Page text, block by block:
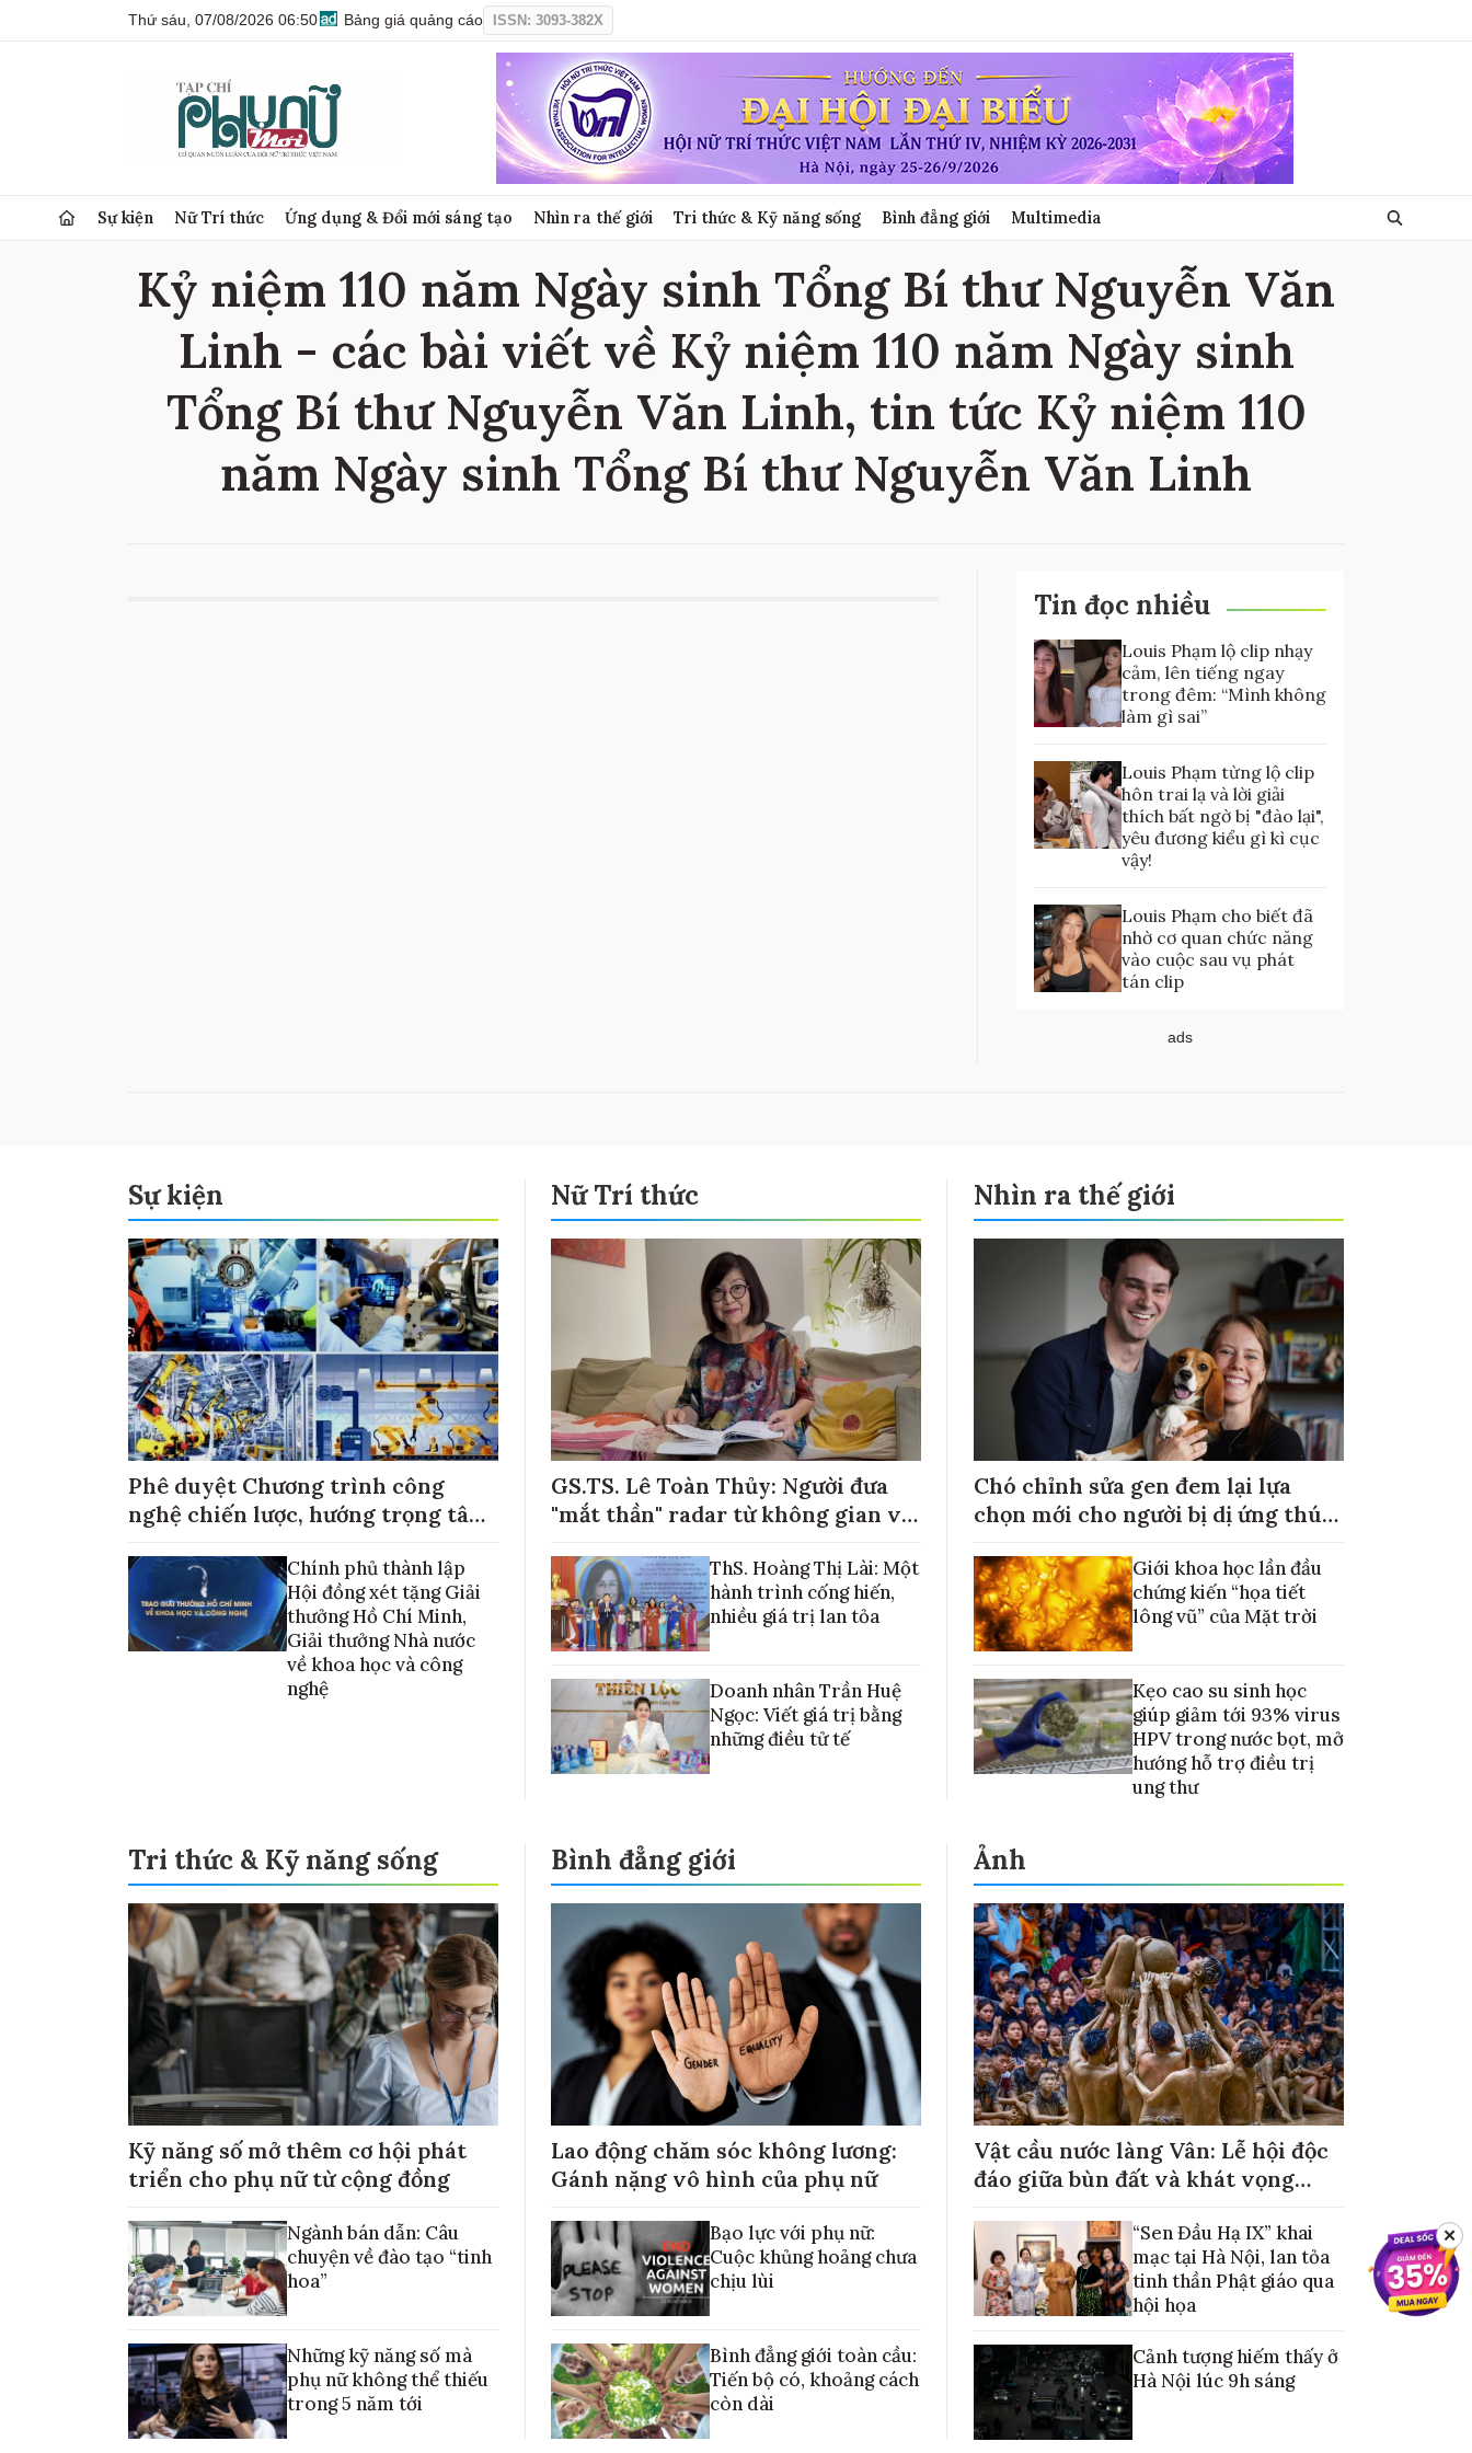
Thứ sáu, 07/08/2026 06:50 Bảng giá quảng cáo ISSN: 3093-382X
Sự kiện Nữ Trí thức Ứng dụng & Đổi mới sáng tạo Nhìn ra thế giới Tri thức & Kỹ năng sống Bình đẳng giới Multimedia
Kỷ niệm 110 năm Ngày sinh Tổng Bí thư Nguyễn Văn
Linh - các bài viết về Kỷ niệm 110 năm Ngày sinh
Tổng Bí thư Nguyễn Văn Linh, tin tức Kỷ niệm 110
năm Ngày sinh Tổng Bí thư Nguyễn Văn Linh
Tin đọc nhiều
Louis Phạm lộ clip nhạy
cảm, lên tiếng ngay
trong đêm: “Mình không
làm gì sai”
Louis Phạm từng lộ clip
hôn trai lạ và lời giải
thích bất ngờ bị "đào lại",
yêu đương kiểu gì kì cục
vậy!
Louis Phạm cho biết đã
nhờ cơ quan chức năng
vào cuộc sau vụ phát
tán clip
ads
Sự kiện
Phê duyệt Chương trình công
nghệ chiến lược, hướng trọng tâm
Chính phủ thành lập
Hội đồng xét tặng Giải
thưởng Hồ Chí Minh,
Giải thưởng Nhà nước
về khoa học và công
nghệ
Nữ Trí thức
GS.TS. Lê Toàn Thủy: Người đưa
"mắt thần" radar từ không gian về
ThS. Hoàng Thị Lài: Một
hành trình cống hiến,
nhiều giá trị lan tỏa
Doanh nhân Trần Huệ
Ngọc: Viết giá trị bằng
những điều tử tế
Nhìn ra thế giới
Chó chỉnh sửa gen đem lại lựa
chọn mới cho người bị dị ứng thú
Giới khoa học lần đầu
chứng kiến “họa tiết
lông vũ” của Mặt trời
Kẹo cao su sinh học
giúp giảm tới 93% virus
HPV trong nước bọt, mở
hướng hỗ trợ điều trị
ung thư
Tri thức & Kỹ năng sống
Kỹ năng số mở thêm cơ hội phát
triển cho phụ nữ từ cộng đồng
Ngành bán dẫn: Câu
chuyện về đào tạo “tinh
hoa”
Những kỹ năng số mà
phụ nữ không thể thiếu
trong 5 năm tới
Bình đẳng giới
Lao động chăm sóc không lương:
Gánh nặng vô hình của phụ nữ
Bạo lực với phụ nữ:
Cuộc khủng hoảng chưa
chịu lùi
Bình đẳng giới toàn cầu:
Tiến bộ có, khoảng cách
còn dài
Ảnh
Vật cầu nước làng Vân: Lễ hội độc
đáo giữa bùn đất và khát vọng
“Sen Đầu Hạ IX” khai
mạc tại Hà Nội, lan tỏa
tinh thần Phật giáo qua
hội họa
Cảnh tượng hiếm thấy ở
Hà Nội lúc 9h sáng
✕